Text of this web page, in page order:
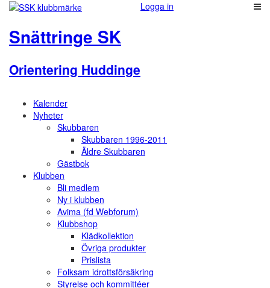
Logga in
Snättringe SK
Orientering Huddinge
Kalender
Nyheter
Skubbaren
Skubbaren 1996-2011
Äldre Skubbaren
Gästbok
Klubben
Bli medlem
Ny i klubben
Avima (fd Webforum)
Klubbshop
Klädkollektion
Övriga produkter
Prislista
Folksam idrottsförsäkring
Styrelse och kommittéer